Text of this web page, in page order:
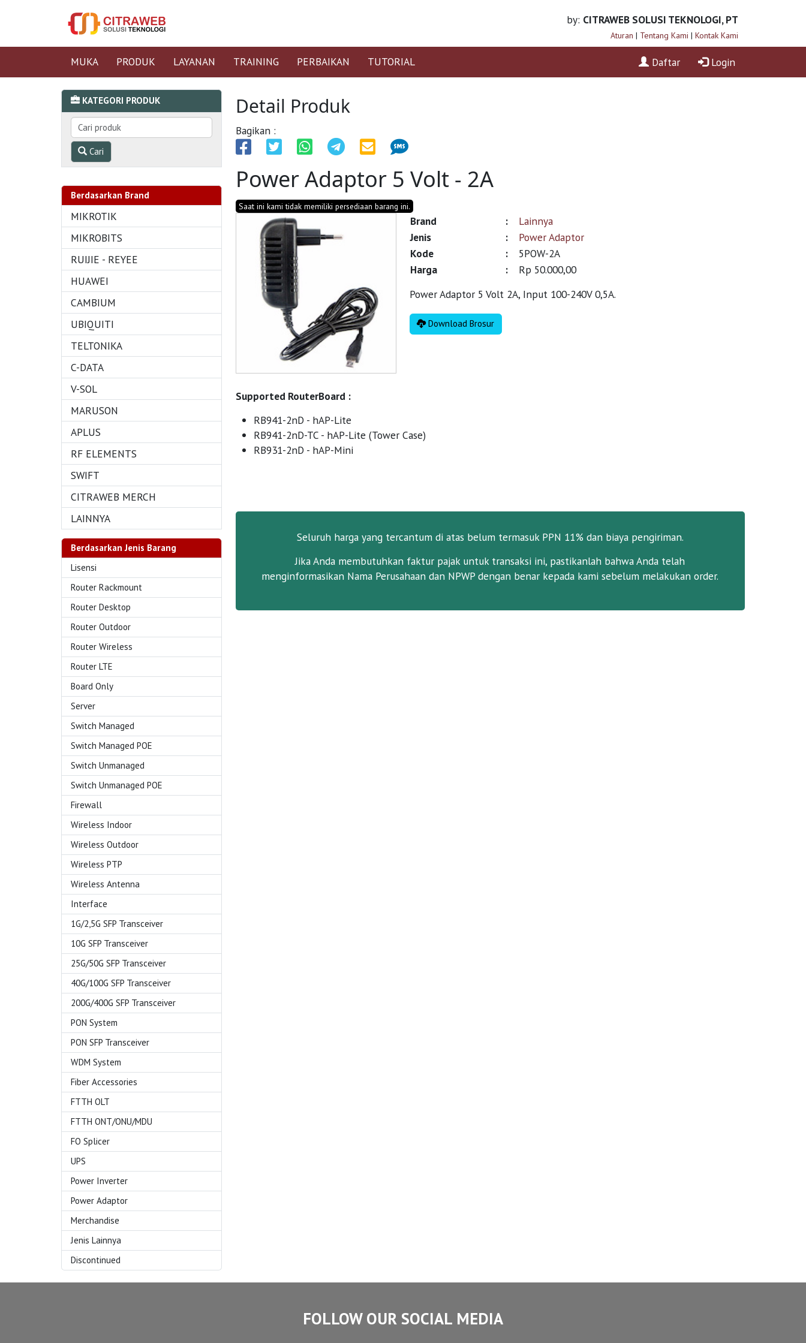
by: CITRAWEB SOLUSI TEKNOLOGI, PT
Aturan | Tentang Kami | Kontak Kami
MUKA PRODUK LAYANAN TRAINING PERBAIKAN TUTORIAL Daftar Login
KATEGORI PRODUK
Cari
Berdasarkan Brand
MIKROTIK
MIKROBITS
RUIJIE - REYEE
HUAWEI
CAMBIUM
UBIQUITI
TELTONIKA
C-DATA
V-SOL
MARUSON
APLUS
RF ELEMENTS
SWIFT
CITRAWEB MERCH
LAINNYA
Berdasarkan Jenis Barang
Lisensi
Router Rackmount
Router Desktop
Router Outdoor
Router Wireless
Router LTE
Board Only
Server
Switch Managed
Switch Managed POE
Switch Unmanaged
Switch Unmanaged POE
Firewall
Wireless Indoor
Wireless Outdoor
Wireless PTP
Wireless Antenna
Interface
1G/2,5G SFP Transceiver
10G SFP Transceiver
25G/50G SFP Transceiver
40G/100G SFP Transceiver
200G/400G SFP Transceiver
PON System
PON SFP Transceiver
WDM System
Fiber Accessories
FTTH OLT
FTTH ONT/ONU/MDU
FO Splicer
UPS
Power Inverter
Power Adaptor
Merchandise
Jenis Lainnya
Discontinued
Detail Produk
Bagikan :
Power Adaptor 5 Volt - 2A
Saat ini kami tidak memiliki persediaan barang ini.
Brand :
Lainnya
Jenis
:
Power Adaptor
Kode
:
5POW-2A
Harga
:
Rp 50.000,00
Power Adaptor 5 Volt 2A, Input 100-240V 0,5A.
Download Brosur
Supported RouterBoard :
RB941-2nD - hAP-Lite
RB941-2nD-TC - hAP-Lite (Tower Case)
RB931-2nD - hAP-Mini
Seluruh harga yang tercantum di atas belum termasuk PPN 11% dan biaya pengiriman.
Jika Anda membutuhkan faktur pajak untuk transaksi ini, pastikanlah bahwa Anda telah
menginformasikan Nama Perusahaan dan NPWP dengan benar kepada kami sebelum melakukan order.
FOLLOW OUR SOCIAL MEDIA